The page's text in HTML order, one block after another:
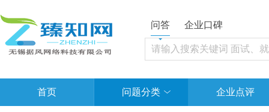
问答 企业口碑
首页 问题分类 企业点评